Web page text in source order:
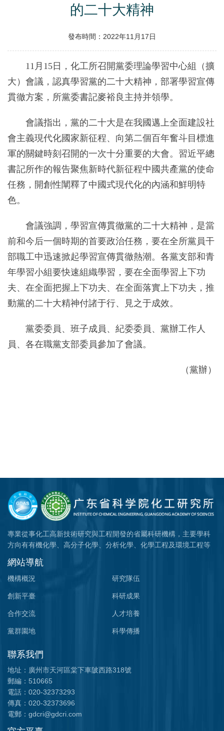
的二十大精神
發布時間：2022年11月17日
11月15日，化工所召開黨委理論學習中心組（擴
大）會議，認真學習黨的二十大精神，部署學習宣傳
貫徹方案，所黨委書記麥裕良主持并領學。
會議指出，黨的二十大是在我國邁上全面建設社
會主義現代化國家新征程、向第二個百年奮斗目標進
軍的關鍵時刻召開的一次十分重要的大會。習近平總
書記所作的報告聚焦新時代新征程中國共產黨的使命
任務，開創性闡釋了中國式現代化的內涵和鮮明特
色。
會議強調，學習宣傳貫徹黨的二十大精神，是當
前和今后一個時期的首要政治任務，要在全所黨員干
部職工中迅速掀起學習宣傳貫徹熱潮。各黨支部和青
年學習小組要快速組織學習，要在全面學習上下功
夫、在全面把握上下功夫、在全面落實上下功夫，推
動黨的二十大精神付諸于行、見之于成效。
黨委委員、班子成員、紀委委員、黨辦工作人
員、各在職黨支部委員參加了會議。
（黨辦）
專業從事化工高新技術研究與工程開發的省屬科研機構，主要學科
方向有有機化學、高分子化學、分析化學、化學工程及環境工程等
網站導航
機構概況 研究隊伍
創新平臺 科研成果
合作交流 人才培養
黨群園地 科學傳播
聯系我們
地址：廣州市天河區棠下車陂西路318號
郵編：510665
電話：020-32373293
傳真：020-32373696
電郵：gdcri@gdcri.com